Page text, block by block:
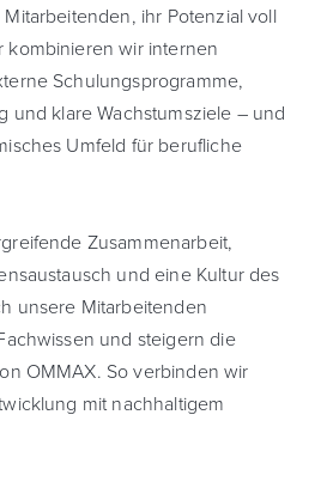
ihr Potenzial voll
kombinieren wir internen
Schulungsprogramme,
und klare Wachstumsziele – und
Umfeld für berufliche
Zusammenarbeit,
und eine Kultur des
unsere Mitarbeitenden
und steigern die
OMMAX. So verbinden wir
mit nachhaltigem